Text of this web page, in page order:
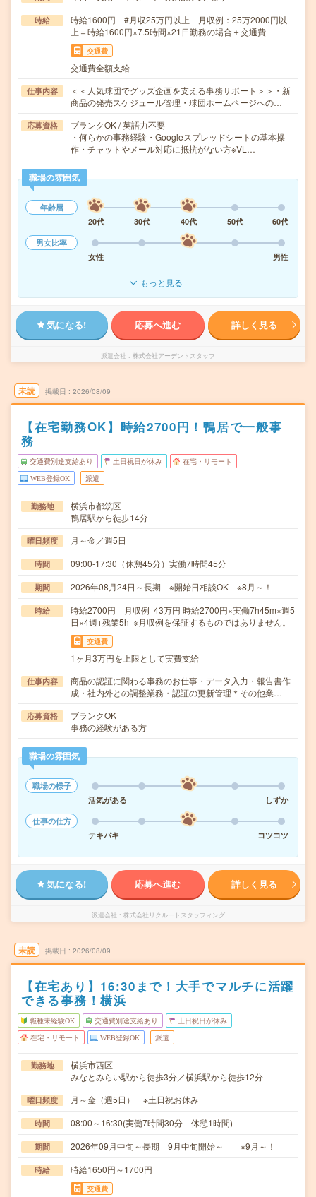
時給
時給1600円 #月収25万円以上 月収例：25万2000円以
上＝時給1600円×7.5時間×21日勤務の場合＋交通費
交通費
交通費全額支給
仕事内容
＜＜人気球団でグッズ企画を支える事務サポート＞＞・新
商品の発売スケジュール管理・球団ホームページへの…
応募資格
ブランクOK / 英語力不要
・何らかの事務経験・Googleスプレッドシートの基本操
作・チャットやメール対応に抵抗がない方※VL…
職場の雰囲気
年齢層
20代
30代 40代 50代
60代
男女比率
女性
男性
もっと見る
気になる! 応募へ進む 詳しく見る
派遣会社 株式会社アーデントスタッフ
未読 掲載日 2026/08/09
【在宅勤務OK】時給2700円！鴨居で一般事
務
交通費別途支給あり 土日祝日が休み 在宅・リモート
WEB登録OK 派遣
勤務地
横浜市都筑区
鴨居駅から徒歩14分
曜日頻度 月～金／週5日
時間 09:00-17:30（休憩45分）実働7時間45分
期間 2026年08月24日～長期 ※開始日相談OK ※8月～！
時給
時給2700円 月収例 43万円 時給2700円×実働7h45m×週5
日×4週+残業5h ※月収例を保証するものではありません。
交通費
1ヶ月3万円を上限として実費支給
仕事内容
商品の認証に関わる事務のお仕事・データ入力・報告書作
成・社内外との調整業務・認証の更新管理＊その他業…
応募資格
ブランクOK
事務の経験がある方
職場の雰囲気
職場の様子
活気がある
しずか
仕事の仕方
テキパキ
コツコツ
気になる! 応募へ進む 詳しく見る
派遣会社 株式会社リクルートスタッフィング
未読 掲載日 2026/08/09
【在宅あり】16:30まで！大手でマルチに活躍
できる事務！横浜
職種未経験OK 交通費別途支給あり 土日祝日が休み
在宅・リモート WEB登録OK 派遣
勤務地
横浜市西区
みなとみらい駅から徒歩3分／横浜駅から徒歩12分
曜日頻度 月～金（週5日） ※土日祝お休み
時間 08:00～16:30(実働7時間30分 休憩1時間)
期間 2026年09月中旬～長期 9月中旬開始～ ※9月～！
時給 時給1650円～1700円
交通費